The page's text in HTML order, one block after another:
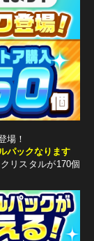
場！
パックなります
リスタルが170個